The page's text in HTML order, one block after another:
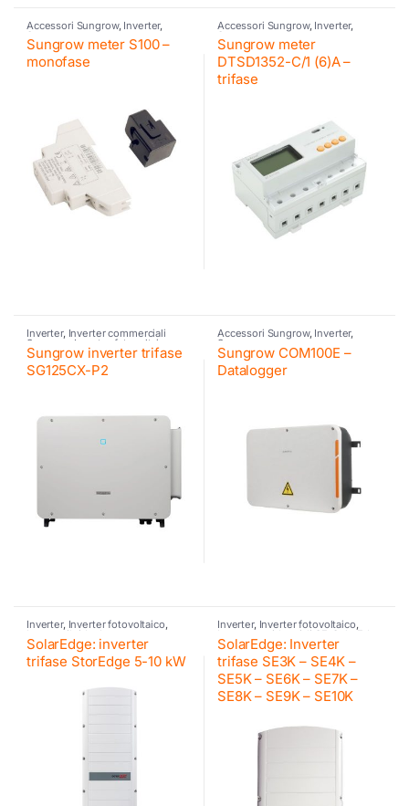
Accessori Sungrow, Inverter,
Sungrow
Sungrow meter S100 –
monofase
Accessori Sungrow, Inverter,
Sungrow
Sungrow meter
DTSD1352-C/1 (6)A –
trifase
Inverter, Inverter commerciali
Sungrow Inverter fotovoltaico
Sungrow
Sungrow inverter trifase
SG125CX-P2
Accessori Sungrow, Inverter,
Sungrow
Sungrow COM100E –
Datalogger
Inverter, Inverter fotovoltaico,
Inverter ibrido
residenziali SE ,Retrofit,
SolarEdge,SolarEdge SolarEdge
SolarEdge: inverter
trifase StorEdge 5-10 kW
Inverter, Inverter fotovoltaico,
Inverter residenziali SE SolarEdge
SolarEdge: Inverter
trifase SE3K – SE4K –
SE5K – SE6K – SE7K –
SE8K – SE9K – SE10K